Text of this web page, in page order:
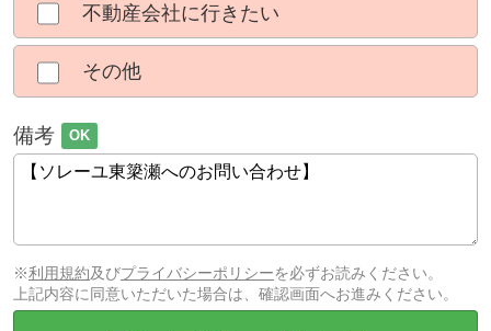
不動産会社に行きたい
その他
備考 OK
※利用規約及びプライバシーポリシーを必ずお読みください。
上記内容に同意いただいた場合は、確認画面へお進みください。